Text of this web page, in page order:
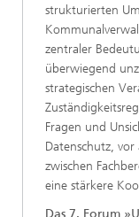
strukturierten
zentraler
überwiegend
strategischen
Fragen und
Datenschutz,
zwischen
eine stärkere